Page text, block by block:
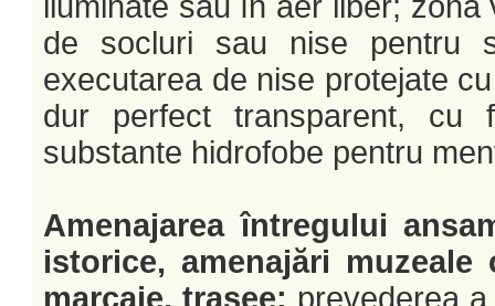
de socluri sau nise pentru
executarea de nise protejate
dur perfect transparent,
substante hidrofobe pentru
Amenajarea întregului
istorice, amenajări
marcaje, trasee: prevederea